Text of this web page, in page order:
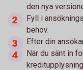
den nya
Fyll i
behov.
Efter din
När du sänt in